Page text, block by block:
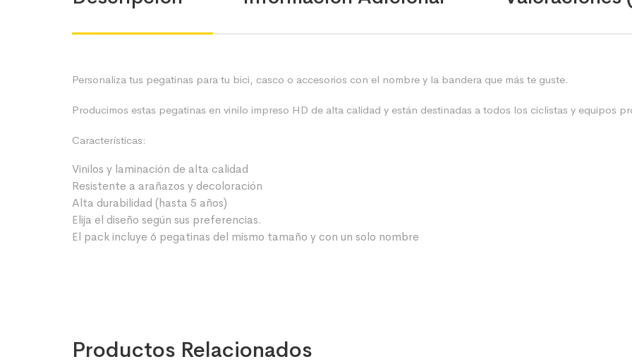
Personaliza tus pegatinas para tu bici, casco o accesorios con el nombre y la bandera que más te guste.
Producimos estas pegatinas en vinilo impreso HD de alta calidad y están destinadas a todos los ciclistas y equipos
Características:
Vinilos y laminación de alta calidad
Resistente a arañazos y decoloración
Alta durabilidad (hasta 5 años)
Elija el diseño según sus preferencias.
El pack incluye 6 pegatinas del mismo tamaño y con un solo nombre
Productos Relacionados